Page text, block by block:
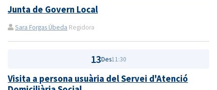
Junta de Govern Local
Sara Forgas Úbeda Regidora
13Des11:30
Visita a persona usuària del Servei d'Atenció